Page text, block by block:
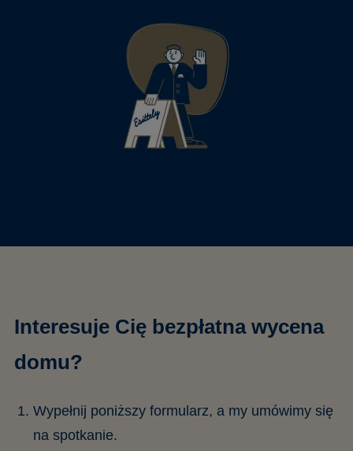
Interesuje Cię bezpłatna wycena
domu?
Wypełnij poniższy formularz, a my umówimy się
na spotkanie.